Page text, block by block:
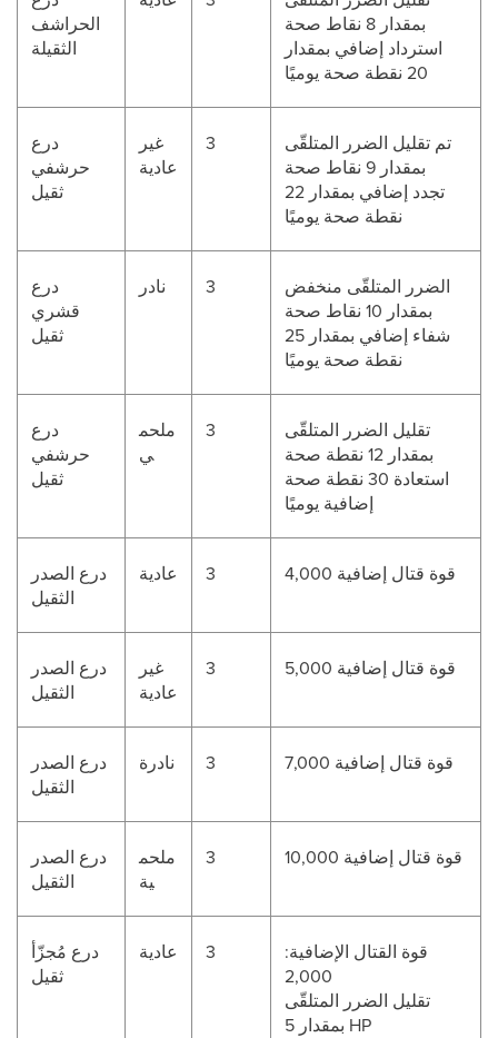
الحراشف
الثقيلة
بمقدار 8 نقاط صحة
استرداد إضافي بمقدار
20 نقطة صحة يوميًا
درع
حرشفي
ثقيل
غير
عادية
3
تم تقليل الضرر المتلقّى
بمقدار 9 نقاط صحة
تجدد إضافي بمقدار 22
نقطة صحة يوميًا
درع
قشري
ثقيل
نادر 3
الضرر المتلقّى منخفض
بمقدار 10 نقاط صحة
شفاء إضافي بمقدار 25
نقطة صحة يوميًا
درع
حرشفي
ثقيل
ملحم
ي
3
تقليل الضرر المتلقّى
بمقدار 12 نقطة صحة
استعادة 30 نقطة صحة
إضافية يوميًا
درع الصدر
الثقيل
عادية 3 قوة قتال إضافية 4,000
درع الصدر
الثقيل
غير
عادية
3 قوة قتال إضافية 5,000
درع الصدر
الثقيل
نادرة 3 قوة قتال إضافية 7,000
درع الصدر
الثقيل
ملحم
ية
3 قوة قتال إضافية 10,000
درع مُجزّأ
ثقيل
عادية 3
قوة القتال الإضافية:
2,000
تقليل الضرر المتلقّى
بمقدار 5 HP